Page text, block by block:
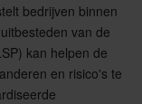
bedrijven binnen
van de
kan helpen de
en risico's te